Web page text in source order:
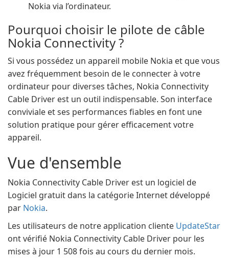
Nokia via l’ordinateur.
Pourquoi choisir le pilote de câble
Nokia Connectivity ?
Si vous possédez un appareil mobile Nokia et que vous
avez fréquemment besoin de le connecter à votre
ordinateur pour diverses tâches, Nokia Connectivity
Cable Driver est un outil indispensable. Son interface
conviviale et ses performances fiables en font une
solution pratique pour gérer efficacement votre
appareil.
Vue d'ensemble
Nokia Connectivity Cable Driver est un logiciel de
Logiciel gratuit dans la catégorie Internet développé
par Nokia.
Les utilisateurs de notre application cliente UpdateStar
ont vérifié Nokia Connectivity Cable Driver pour les
mises à jour 1 508 fois au cours du dernier mois.